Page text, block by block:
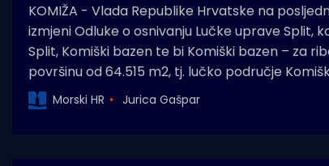
KOMIŽA - Vlada Republike Hrvatske na
izmjeni Odluke o osnivanju Lučke uprave Split,
Split, Komiški bazen te bi Komiški bazen – za
površinu od 64.515 m2, tj. lučko područje
Morski HR Jurica Gašpar